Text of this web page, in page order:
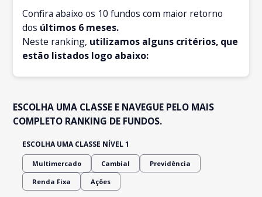
Confira abaixo os 10 fundos com maior retorno
dos últimos 6 meses.
Neste ranking, utilizamos alguns critérios, que
estão listados logo abaixo:
ESCOLHA UMA CLASSE E NAVEGUE PELO MAIS
COMPLETO RANKING DE FUNDOS.
ESCOLHA UMA CLASSE NÍVEL 1
Multimercado Cambial Previdência
Renda Fixa Ações